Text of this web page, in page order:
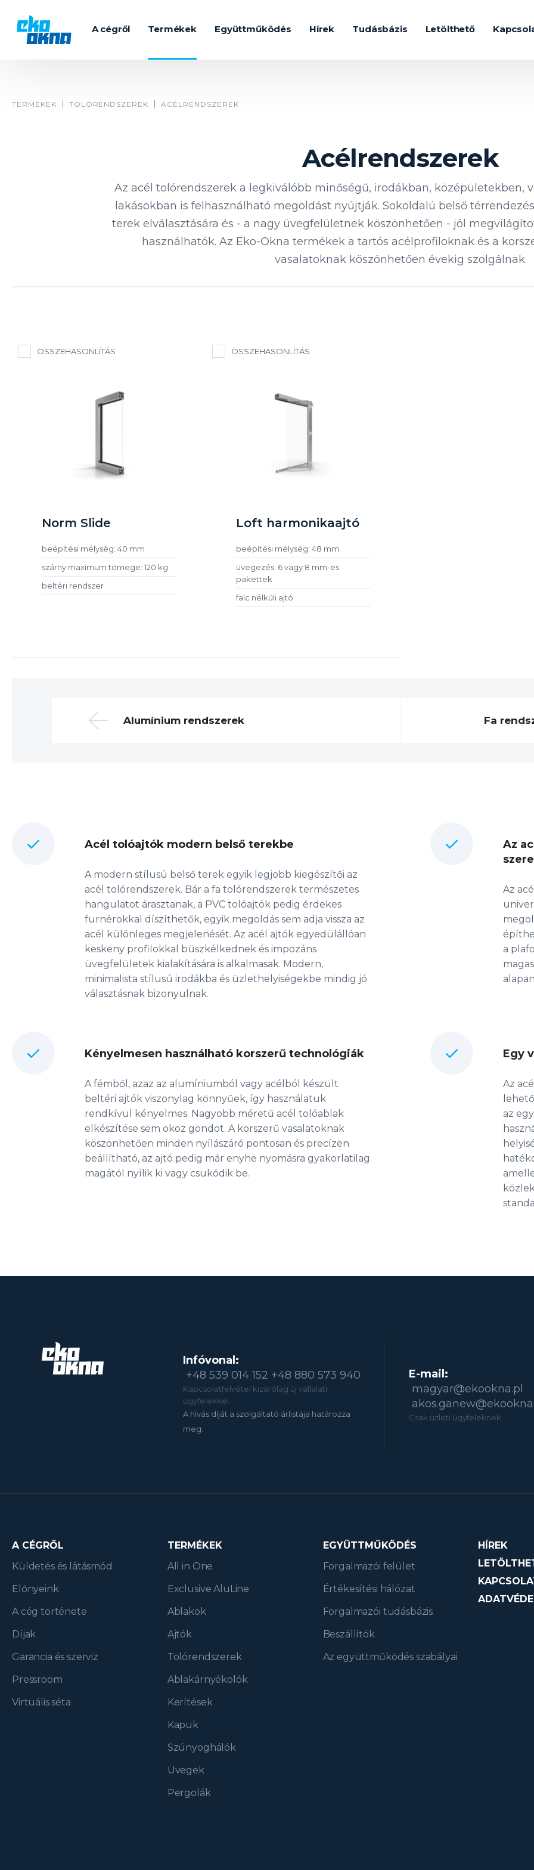
A cégről Termékek Együttműködés Hírek Tudásbázis Letölthető
TERMÉKEK TOLÓRENDSZEREK ACÉLRENDSZEREK
Acélrendszerek
Az acél tolórendszerek a legkiválóbb minőségű, irodákban, középületekben,
lakásokban is felhasználható megoldást nyújtják. Sokoldalú belső
terek elválasztására és - a nagy üvegfelületnek köszönhetően - jól
használhatók. Az Eko-Okna termékek a tartós acélprofiloknak és a
vasalatoknak köszönhetően évekig szolgálnak.
ÖSSZEHASONLÍTÁS
Norm Slide
beépítési mélység: 40 mm
szárny maximum tömege: 120 kg
beltéri rendszer
ÖSSZEHASONLÍTÁS
Loft harmonikaajtó
beépítési mélység: 48 mm
üvegezés: 6 vagy 8 mm-es
pakettek
falc nélküli ajtó
Alumínium rendszerek Fa
Acél tolóajtók modern belső terekbe
A modern stílusú belső terek egyik legjobb kiegészítői az
acél tolórendszerek. Bár a fa tolórendszerek természetes
hangulatot árasztanak, a PVC tolóajtók pedig érdekes
furnérokkal díszíthetők, egyik megoldás sem adja vissza az
acél különleges megjelenését. Az acél ajtók egyedülállóan
keskeny profilokkal büszkélkednek és impozáns
üvegfelületek kialakítására is alkalmasak. Modern,
minimalista stílusú irodákba és üzlethelyiségekbe mindig jó
választásnak bizonyulnak.
Az
Az
a
Kényelmesen használható korszerű technológiák
A fémből, azaz az alumíniumból vagy acélból készült
beltéri ajtók viszonylag könnyűek, így használatuk
rendkívül kényelmes. Nagyobb méretű acél tolóablak
elkészítése sem okoz gondot. A korszerű vasalatoknak
köszönhetően minden nyílászáró pontosan és precízen
beállítható, az ajtó pedig már enyhe nyomásra gyakorlatilag
magától nyílik ki vagy csukódik be.
Egy
Az
az
Infóvonal:
+48 539 014 152 +48 880 573 940
Kapcsolatfelvétel kizárólag új vállalati
ügyfelekkel.
A hívás díját a szolgáltató árlistája határozza
meg.
E-mail:
magyar@ekookna.pl
Csak üzleti ügyfeleknek.
A CÉGRŐL
Küldetés és látásmód
Előnyeink
A cég története
Díjak
Garancia és szerviz
Pressroom
Virtuális séta
TERMÉKEK
All in One
Exclusive AluLine
Ablakok
Ajtók
Tolórendszerek
Ablakárnyékolók
Kerítések
Kapuk
Szúnyoghálók
Üvegek
Pergolák
EGYÜTTMŰKÖDÉS
Forgalmazói felület
Értékesítési hálózat
Forgalmazói tudásbázis
Beszállítók
Az együttműködés szabályai
HÍREK